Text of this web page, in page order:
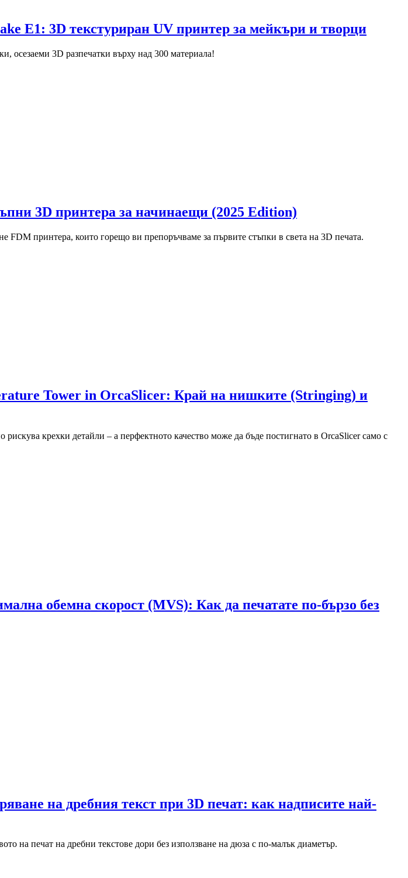
E1: 3D текстуриран UV принтер за мейкъри и творци
осезаеми 3D разпечатки върху над 300 материала!
3D принтера за начинаещи (2025 Edition)
FDM принтера, които горещо ви препоръчваме за първите стъпки в света на 3D печата.
Tower in OrcaSlicer: Край на нишките (Stringing) и
крехки детайли – а перфектното качество може да бъде постигнато в OrcaSlicer само с
обемна скорост (MVS): Как да печатате по-бързо без
на дребния текст при 3D печат: как надписите най-
на печат на дребни текстове дори без използване на дюза с по-малък диаметър.